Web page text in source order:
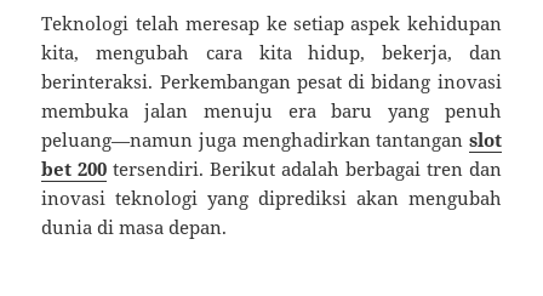
Teknologi telah meresap ke setiap aspek kehidupan
kita, mengubah cara kita hidup, bekerja, dan
berinteraksi. Perkembangan pesat di bidang inovasi
membuka jalan menuju era baru yang penuh
peluang—namun juga menghadirkan tantangan slot
bet 200 tersendiri. Berikut adalah berbagai tren dan
inovasi teknologi yang diprediksi akan mengubah
dunia di masa depan.